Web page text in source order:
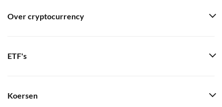
Over cryptocurrency
ETF's
Koersen